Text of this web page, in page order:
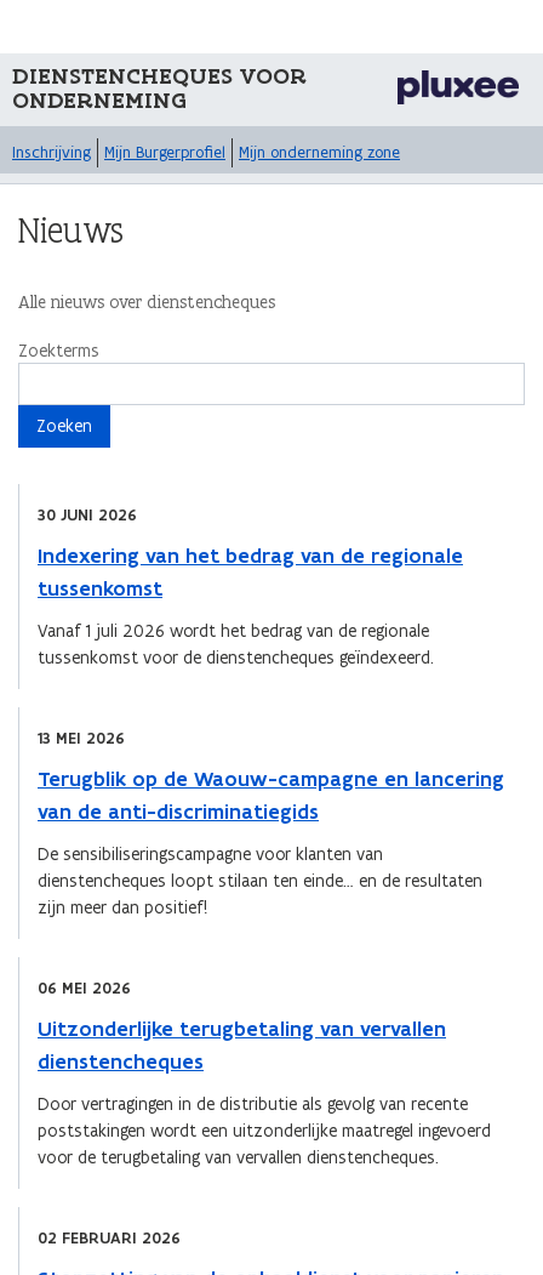
DIENSTENCHEQUES VOOR
ONDERNEMING
Inschrijving Mijn Burgerprofiel Mijn onderneming zone
Nieuws
Alle nieuws over dienstencheques
Zoekterms
Zoeken
30 JUNI 2026
Indexering van het bedrag van de regionale
tussenkomst
Vanaf 1 juli 2026 wordt het bedrag van de regionale
tussenkomst voor de dienstencheques geïndexeerd.
13 MEI 2026
Terugblik op de Waouw-campagne en lancering
van de anti-discriminatiegids
De sensibiliseringscampagne voor klanten van
dienstencheques loopt stilaan ten einde… en de resultaten
zijn meer dan positief!
06 MEI 2026
Uitzonderlijke terugbetaling van vervallen
dienstencheques
Door vertragingen in de distributie als gevolg van recente
poststakingen wordt een uitzonderlijke maatregel ingevoerd
voor de terugbetaling van vervallen dienstencheques.
02 FEBRUARI 2026